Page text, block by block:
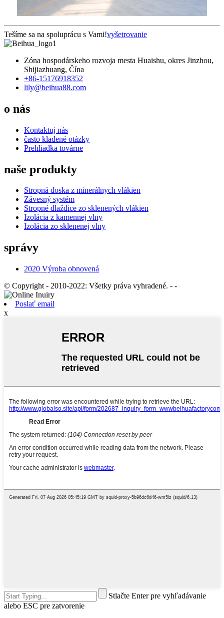
Tešíme sa na spoluprácu s Vami!vyšetrovanie
Zóna hospodárskeho rozvoja mesta Huaishu, okres Jinzhou,
Shijiazhuang, Čína
+86-15176918352
lily@beihua88.com
o nás
Kontaktuj nás
často kladené otázky
Prehliadka továrne
naše produkty
Stropná doska z minerálnych vlákien
Závesný systém
Stropné dlaždice zo sklenených vlákien
Izolácia z kamennej vlny
Izolácia zo sklenenej vlny
správy
2020 Výroba obnovená
© Copyright - 2010-2022: Všetky práva vyhradené. - -
Poslať email
x
Stlačte Enter pre vyhľadávanie
alebo ESC pre zatvorenie